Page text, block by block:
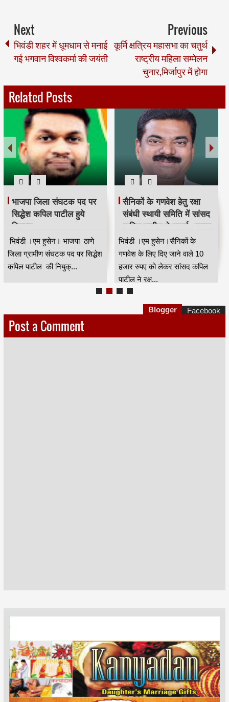
Next
भिवंडी शहर में धूमधाम से मनाई
गई भगवान विश्वकर्मा की जयंती
Previous
कूर्मि क्षत्रिय महासभा का चतुर्थ
राष्ट्रीय महिला सम्मेलन
चुनार,मिर्जापुर में होगा
Related Posts
भाजपा जिला संघटक पद पर
सिद्धेश कपिल पाटील हुये
नियुक्त
भिवंडी ।एम हुसेन। भाजपा ठाणे
जिला ग्रामीण संघटक पद पर सिद्धेश
कपिल पाटील की नियुक्...
सैनिकों के गणवेश हेतु रक्षा
संबंधी स्थायी समिति में सांसद
कपिल पाटील ने उठाई आवाज
भिवंडी ।एम हुसेन।सैनिकों के
गणवेश के लिए दिए जाने वाले 10
हजार रुपए को लेकर सांसद कपिल
पाटील ने रक्ष...
Post a Comment
Blogger Facebook